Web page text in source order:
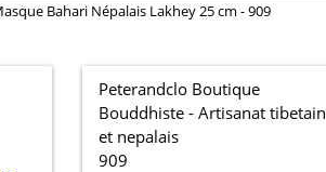
Bahari Népalais Lakhey 25 cm - 909
Peterandclo Boutique
Bouddhiste - Artisanat tibetain
et nepalais
909